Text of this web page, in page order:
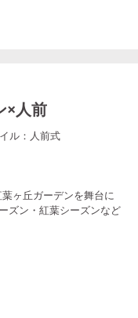
×人前
ル： 人前式
ヶ丘ガーデンを舞台に
ズン・紅葉シーズンなど